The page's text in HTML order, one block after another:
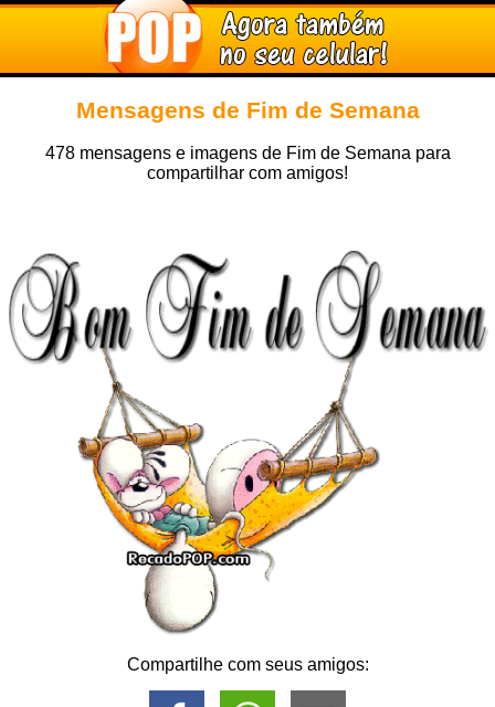
Mensagens de Fim de Semana
478 mensagens e imagens de Fim de Semana para
compartilhar com amigos!
Compartilhe com seus amigos: